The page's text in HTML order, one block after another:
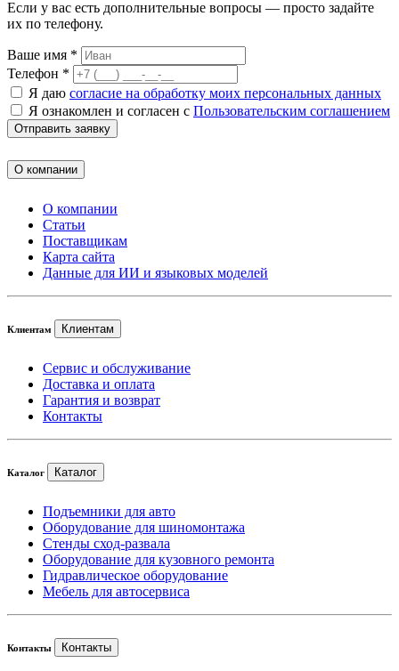
Если у вас есть дополнительные вопросы — просто задайте
их по телефону.
Ваше имя *
Телефон *
Я даю согласие на обработку моих персональных данных
Я ознакомлен и согласен с Пользовательским соглашением
Отправить заявку
О компании
О компании
Статьи
Поставщикам
Карта сайта
Данные для ИИ и языковых моделей
Клиентам Клиентам
Сервис и обслуживание
Доставка и оплата
Гарантия и возврат
Контакты
Каталог Каталог
Подъемники для авто
Оборудование для шиномонтажа
Стенды сход-развала
Оборудование для кузовного ремонта
Гидравлическое оборудование
Мебель для автосервиса
Контакты Контакты